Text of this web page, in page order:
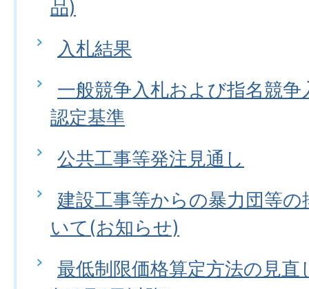
品)
入札結果
一般競争入札および指名競
認定基準
公共工事等発注見通し
建設工事等からの暴力団等
いて(お知らせ)
最低制限価格算定方法の見